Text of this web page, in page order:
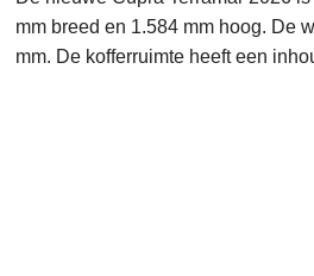
mm breed en 1.584 mm hoog. De
mm. De kofferruimte heeft een